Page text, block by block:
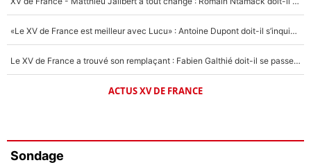
«Le XV de France est meilleur avec Lucu» : Antoine Dupont doit-il s’inquiéter pour sa place ?
Le XV de France a trouvé son remplaçant : Fabien Galthié doit-il se passer d'Antoine Dupont ?
ACTUS XV DE FRANCE
Sondage